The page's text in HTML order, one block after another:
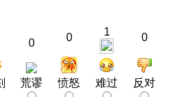
0
荒谬
0
愤怒
1
难过
0
反对